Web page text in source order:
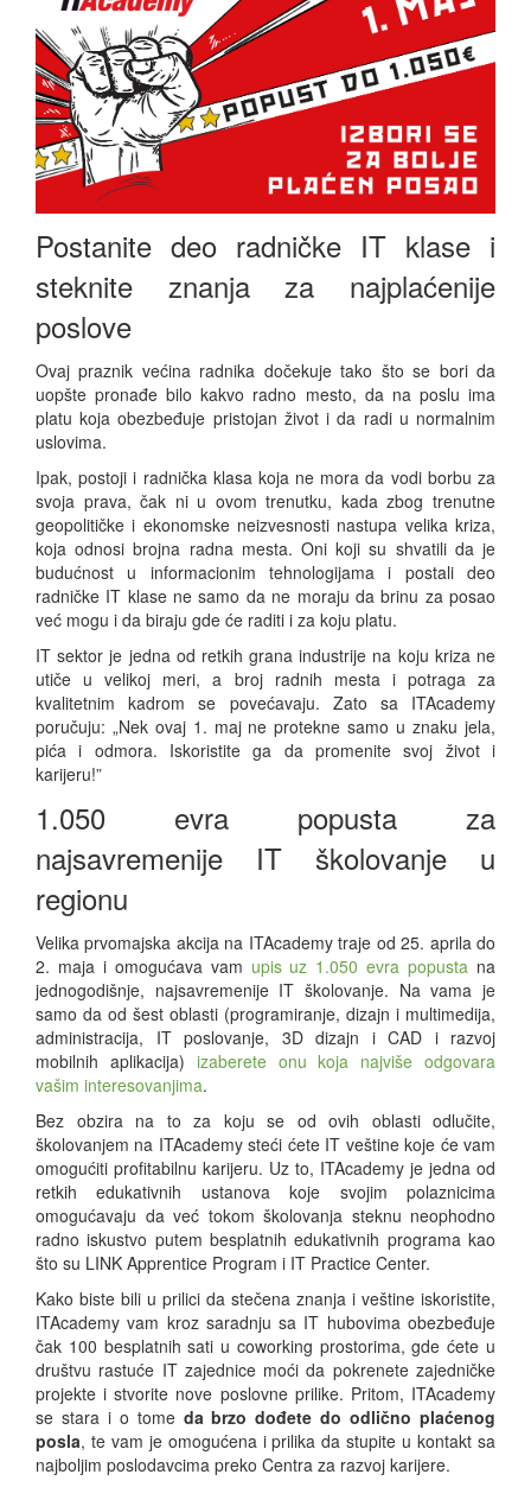
Postanite deo radničke IT klase i
steknite znanja za najplaćenije
poslove
Ovaj praznik većina radnika dočekuje tako što se bori da
uopšte pronađe bilo kakvo radno mesto, da na poslu ima
platu koja obezbeđuje pristojan život i da radi u normalnim
uslovima.
Ipak, postoji i radnička klasa koja ne mora da vodi borbu za
svoja prava, čak ni u ovom trenutku, kada zbog trenutne
geopolitičke i ekonomske neizvesnosti nastupa velika kriza,
koja odnosi brojna radna mesta. Oni koji su shvatili da je
budućnost u informacionim tehnologijama i postali deo
radničke IT klase ne samo da ne moraju da brinu za posao
već mogu i da biraju gde će raditi i za koju platu.
IT sektor je jedna od retkih grana industrije na koju kriza ne
utiče u velikoj meri, a broj radnih mesta i potraga za
kvalitetnim kadrom se povećavaju. Zato sa ITAcademy
poručuju: „Nek ovaj 1. maj ne protekne samo u znaku jela,
pića i odmora. Iskoristite ga da promenite svoj život i
karijeru!”
1.050 evra popusta za
najsavremenije IT školovanje u
regionu
Velika prvomajska akcija na ITAcademy traje od 25. aprila do
2. maja i omogućava vam upis uz 1.050 evra popusta na
jednogodišnje, najsavremenije IT školovanje. Na vama je
samo da od šest oblasti (programiranje, dizajn i multimedija,
administracija, IT poslovanje, 3D dizajn i CAD i razvoj
mobilnih aplikacija) izaberete onu koja najviše odgovara
vašim interesovanjima.
Bez obzira na to za koju se od ovih oblasti odlučite,
školovanjem na ITAcademy steći ćete IT veštine koje će vam
omogućiti profitabilnu karijeru. Uz to, ITAcademy je jedna od
retkih edukativnih ustanova koje svojim polaznicima
omogućavaju da već tokom školovanja steknu neophodno
radno iskustvo putem besplatnih edukativnih programa kao
što su LINK Apprentice Program i IT Practice Center.
Kako biste bili u prilici da stečena znanja i veštine iskoristite,
ITAcademy vam kroz saradnju sa IT hubovima obezbeđuje
čak 100 besplatnih sati u coworking prostorima, gde ćete u
društvu rastuće IT zajednice moći da pokrenete zajedničke
projekte i stvorite nove poslovne prilike. Pritom, ITAcademy
se stara i o tome da brzo dođete do odlično plaćenog
posla, te vam je omogućena i prilika da stupite u kontakt sa
najboljim poslodavcima preko Centra za razvoj karijere.